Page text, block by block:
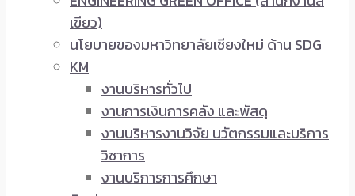
เขียว)
นโยบายของมหาวิทยาลัยเชียงใหม่ ด้าน SDG
KM
งานบริหารทั่วไป
งานการเงินการคลัง และพัสดุ
งานบริหารงานวิจัย นวัตกรรมและบริการ
วิชาการ
งานบริการการศึกษา